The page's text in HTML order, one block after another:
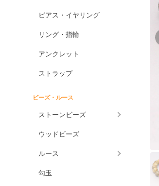
ピアス・イヤリング
リング・指輪
アンクレット
ストラップ
ビーズ・ルース
ストーンビーズ
ウッドビーズ
ルース
勾玉